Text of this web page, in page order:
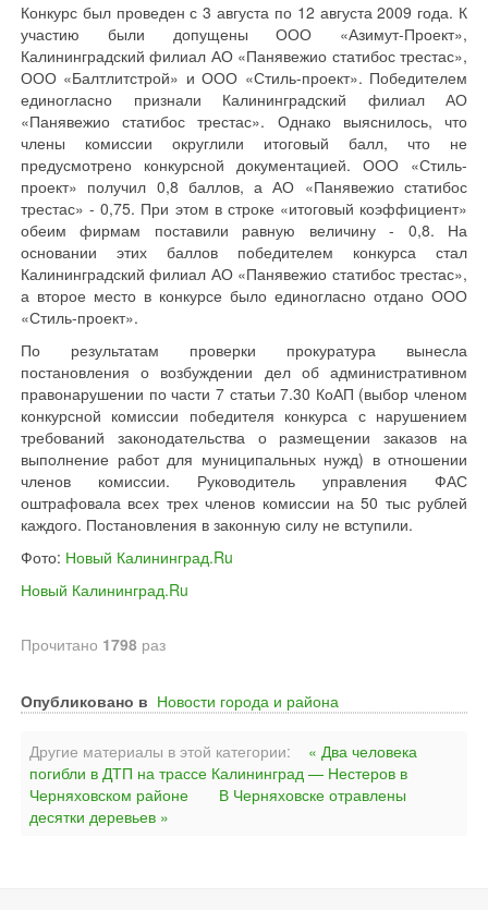
Конкурс был проведен с 3 августа по 12 августа 2009 года. К
участию были допущены ООО «Азимут-Проект»,
Калининградский филиал АО «Панявежио статибос трестас»,
ООО «Балтлитстрой» и ООО «Стиль-проект». Победителем
единогласно признали Калининградский филиал АО
«Панявежио статибос трестас». Однако выяснилось, что
члены комиссии округлили итоговый балл, что не
предусмотрено конкурсной документацией. ООО «Стиль-
проект» получил 0,8 баллов, а АО «Панявежио статибос
трестас» - 0,75. При этом в строке «итоговый коэффициент»
обеим фирмам поставили равную величину - 0,8. На
основании этих баллов победителем конкурса стал
Калининградский филиал АО «Панявежио статибос трестас»,
а второе место в конкурсе было единогласно отдано ООО
«Стиль-проект».
По результатам проверки прокуратура вынесла
постановления о возбуждении дел об административном
правонарушении по части 7 статьи 7.30 КоАП (выбор членом
конкурсной комиссии победителя конкурса с нарушением
требований законодательства о размещении заказов на
выполнение работ для муниципальных нужд) в отношении
членов комиссии. Руководитель управления ФАС
оштрафовала всех трех членов комиссии на 50 тыс рублей
каждого. Постановления в законную силу не вступили.
Фото: Новый Калининград.Ru
Новый Калининград.Ru
Прочитано 1798 раз
Опубликовано в Новости города и района
Другие материалы в этой категории:
« Два человека
погибли в ДТП на трассе Калининград — Нестеров в
Черняховском районе
В Черняховске отравлены
десятки деревьев »